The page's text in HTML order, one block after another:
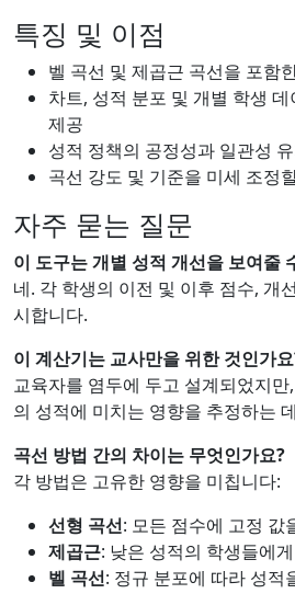
특징 및 이점
벨 곡선 및 제곱근 곡선을 포함
차트, 성적 분포 및 개별 학생
제공
성적 정책의 공정성과 일관성
곡선 강도 및 기준을 미세 조정
자주 묻는 질문
이 도구는 개별 성적 개선을 보여줄
네. 각 학생의 이전 및 이후 점수, 개
시합니다.
이 계산기는 교사만을 위한 것인가
교육자를 염두에 두고 설계되었지
의 성적에 미치는 영향을 추정하는
곡선 방법 간의 차이는 무엇인가요?
각 방법은 고유한 영향을 미칩니다:
선형 곡선: 모든 점수에 고정 값
제곱근: 낮은 성적의 학생들에
벨 곡선: 정규 분포에 따라 성적